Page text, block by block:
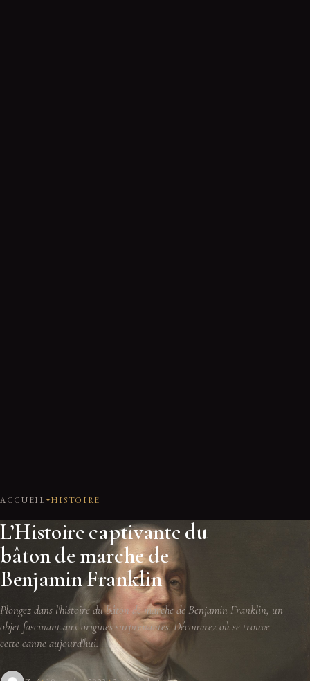
ACCUEIL HISTOIRE
L’Histoire captivante du
bâton de marche de
Benjamin Franklin
Plongez dans l'histoire du bâton de marche de Benjamin Franklin, un
objet fascinant aux origines surprenantes. Découvrez où se trouve
cette canne aujourd'hui.